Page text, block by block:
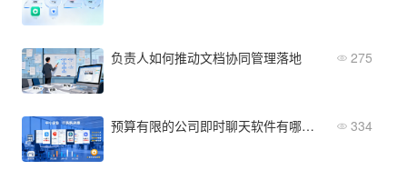
负责人如何推动文档协同管理落地 275
预算有限的公司即时聊天软件有哪些？高性价比推荐清单 334